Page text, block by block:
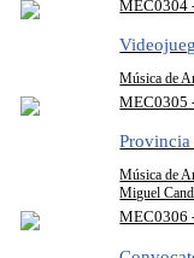
MEC0304
Música de
MEC0305
Provincia
Música de
Miguel
MEC0306